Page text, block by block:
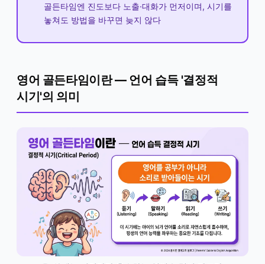
골든타임엔 진도보다 노출·대화가 먼저이며, 시기를
놓쳐도 방법을 바꾸면 늦지 않다
영어 골든타임이란 — 언어 습득 '결정적
시기'의 의미